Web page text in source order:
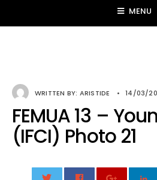
MENU
WRITTEN BY: ARISTIDE • 14/03/
FEMUA 13 –
(IFCI) Photo 21